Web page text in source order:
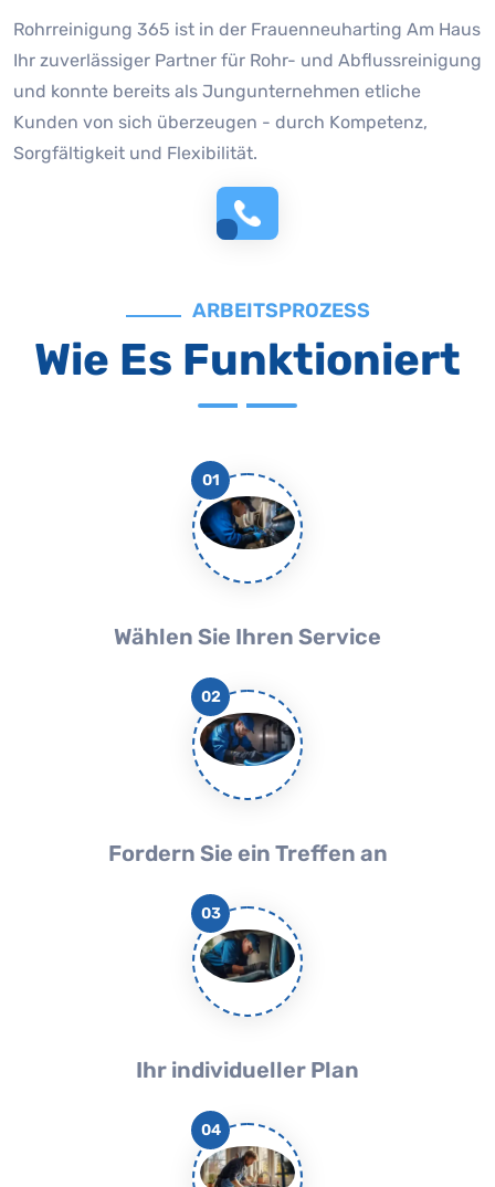
Rohrreinigung 365 ist in der Frauenneuharting Am Haus
Ihr zuverlässiger Partner für Rohr- und Abflussreinigung
und konnte bereits als Jungunternehmen etliche
Kunden von sich überzeugen - durch Kompetenz,
Sorgfältigkeit und Flexibilität.
ARBEITSPROZESS
Wie Es Funktioniert
01
Wählen Sie Ihren Service
02
Fordern Sie ein Treffen an
03
Ihr individueller Plan
04